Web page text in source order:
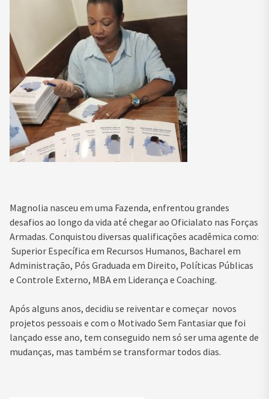
Magnolia nasceu em uma Fazenda, enfrentou grandes
desafios ao longo da vida até chegar ao Oficialato nas Forças
Armadas. Conquistou diversas qualificações acadêmica como:
Superior Específica em Recursos Humanos, Bacharel em
Administração, Pós Graduada em Direito, Políticas Públicas
e Controle Externo, MBA em Liderança e Coaching.
Após alguns anos, decidiu se reiventar e começar novos
projetos pessoais e com o Motivado Sem Fantasiar que foi
lançado esse ano, tem conseguido nem só ser uma agente de
mudanças, mas também se transformar todos dias.